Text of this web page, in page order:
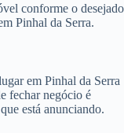
conforme o desejado
Pinhal da Serra.
em Pinhal da Serra
fechar negócio é
está anunciando.